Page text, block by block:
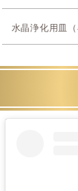
水晶浄化用皿